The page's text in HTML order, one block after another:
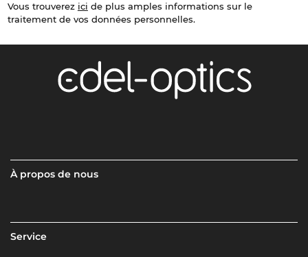
Vous trouverez ici de plus amples informations sur le
traitement de vos données personnelles.
À propos de nous
Service